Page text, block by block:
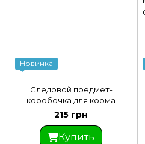
Новинка
Следовой предмет-
коробочка для корма
215 грн
Купить